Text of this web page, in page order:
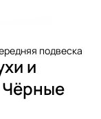
подвеска
и
Чёрные